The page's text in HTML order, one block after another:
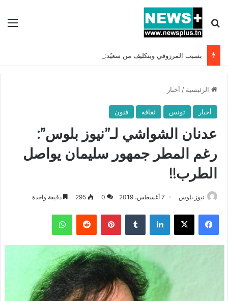
بحث عن
الرئيسية / أخبار
أخبار تونس ثقافة فنون
عدنان الشواشي لـ”نيوز بلوس”:
رغم المطر جمهور سليمان يواصل
الطرب!!
نيوز بلوس 7 أغسطس، 2019 0
295 دقيقة واحدة
فيسبوك X لينكدإن بينتيريست واتساب